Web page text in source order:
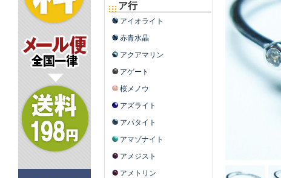
ア行
アイオライト
赤青水晶
アクアマリン
アゲート
桜メノウ
アズライト
アパタイト
アマゾナイト
アメジスト
アメトリン